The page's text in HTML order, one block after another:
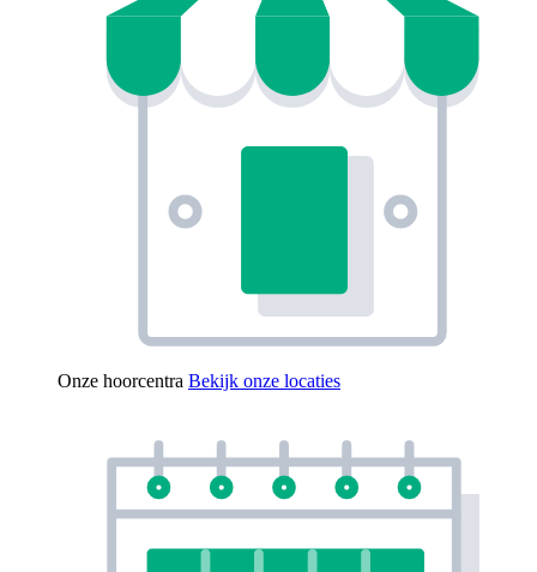
Onze hoorcentra Bekijk onze locaties